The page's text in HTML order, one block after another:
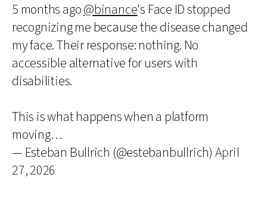
5 months ago@binance's Face ID stopped
recognizing me because the disease changed
my face. Their response: nothing. No
accessible alternative for users with
disabilities.
This is what happens when a platform
moving…
— Esteban Bullrich (@estebanbullrich) April
27, 2026